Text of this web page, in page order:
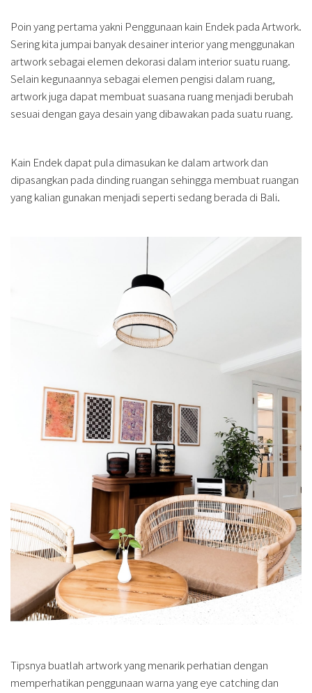
Poin yang pertama yakni Penggunaan kain Endek pada Artwork.
Sering kita jumpai banyak desainer interior yang menggunakan
artwork sebagai elemen dekorasi dalam interior suatu ruang.
Selain kegunaannya sebagai elemen pengisi dalam ruang,
artwork juga dapat membuat suasana ruang menjadi berubah
sesuai dengan gaya desain yang dibawakan pada suatu ruang.
Kain Endek dapat pula dimasukan ke dalam artwork dan
dipasangkan pada dinding ruangan sehingga membuat ruangan
yang kalian gunakan menjadi seperti sedang berada di Bali.
Tipsnya buatlah artwork yang menarik perhatian dengan
memperhatikan penggunaan warna yang eye catching dan